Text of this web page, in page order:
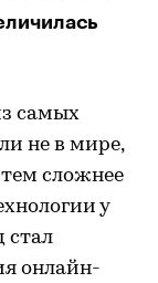
самых
не в мире,
сложнее
у
стал
онлайн-